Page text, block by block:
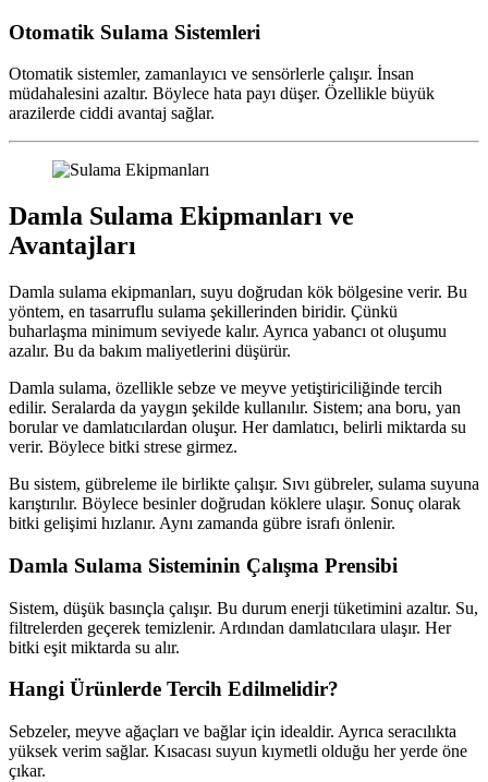
Otomatik Sulama Sistemleri
Otomatik sistemler, zamanlayıcı ve sensörlerle çalışır. İnsan
müdahalesini azaltır. Böylece hata payı düşer. Özellikle büyük
arazilerde ciddi avantaj sağlar.
Damla Sulama Ekipmanları ve
Avantajları
Damla sulama ekipmanları, suyu doğrudan kök bölgesine verir. Bu
yöntem, en tasarruflu sulama şekillerinden biridir. Çünkü
buharlaşma minimum seviyede kalır. Ayrıca yabancı ot oluşumu
azalır. Bu da bakım maliyetlerini düşürür.
Damla sulama, özellikle sebze ve meyve yetiştiriciliğinde tercih
edilir. Seralarda da yaygın şekilde kullanılır. Sistem; ana boru, yan
borular ve damlatıcılardan oluşur. Her damlatıcı, belirli miktarda su
verir. Böylece bitki strese girmez.
Bu sistem, gübreleme ile birlikte çalışır. Sıvı gübreler, sulama suyuna
karıştırılır. Böylece besinler doğrudan köklere ulaşır. Sonuç olarak
bitki gelişimi hızlanır. Aynı zamanda gübre israfı önlenir.
Damla Sulama Sisteminin Çalışma Prensibi
Sistem, düşük basınçla çalışır. Bu durum enerji tüketimini azaltır. Su,
filtrelerden geçerek temizlenir. Ardından damlatıcılara ulaşır. Her
bitki eşit miktarda su alır.
Hangi Ürünlerde Tercih Edilmelidir?
Sebzeler, meyve ağaçları ve bağlar için idealdir. Ayrıca seracılıkta
yüksek verim sağlar. Kısacası suyun kıymetli olduğu her yerde öne
çıkar.